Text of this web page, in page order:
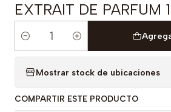
EXTRAIT DE PARFUM
Cantidad
Mostrar stock de ubicaciones
COMPARTIR ESTE PRODUCTO